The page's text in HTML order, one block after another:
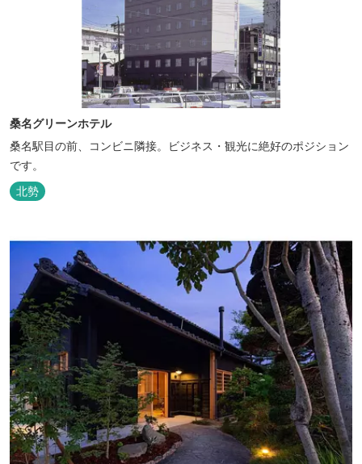
桑名グリーンホテル
桑名駅目の前、コンビニ隣接。ビジネス・観光に絶好のポジション
です。
北勢